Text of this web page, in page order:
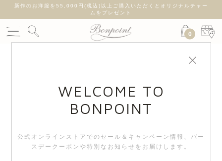
新作のお洋服を55,000円(税込)以上ご購入いただくとオリジナルチャー
ムをプレゼント
0
WELCOME TO
BONPOINT
公式オンラインストアでのセール＆キャンペーン情報、 バー
スデークーポンや特別なお知らせをお届けします。